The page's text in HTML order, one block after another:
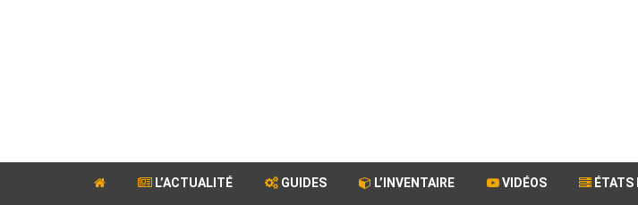
L’ACTUALITÉ GUIDES L’INVENTAIRE VIDÉOS ÉTATS